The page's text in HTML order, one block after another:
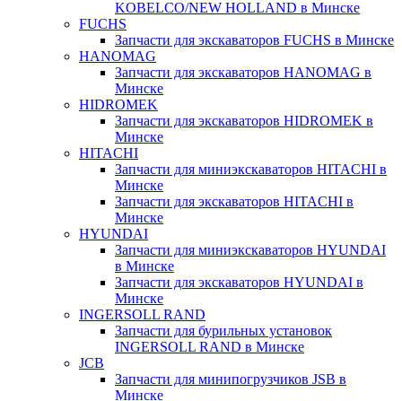
KOBELCO/NEW HOLLAND в Минске
FUCHS
Запчасти для экскаваторов FUCHS в Минске
HANOMAG
Запчасти для экскаваторов HANOMAG в
Минске
HIDROMEK
Запчасти для экскаваторов HIDROMEK в
Минске
HITACHI
Запчасти для миниэкскаваторов HITACHI в
Минске
Запчасти для экскаваторов HITACHI в
Минске
HYUNDAI
Запчасти для миниэкскаваторов HYUNDAI
в Минске
Запчасти для экскаваторов HYUNDAI в
Минске
INGERSOLL RAND
Запчасти для бурильных установок
INGERSOLL RAND в Минске
JCB
Запчасти для минипогрузчиков JSB в
Минске